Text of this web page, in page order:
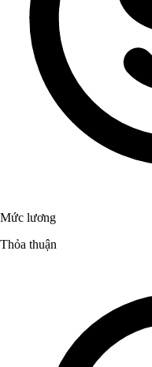
Mức lương
Thỏa thuận